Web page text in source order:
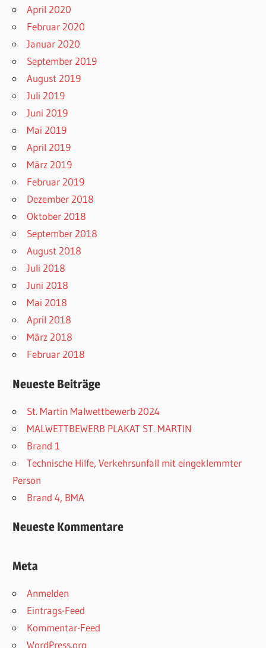
April 2020
Februar 2020
Januar 2020
September 2019
August 2019
Juli 2019
Juni 2019
Mai 2019
April 2019
März 2019
Februar 2019
Dezember 2018
Oktober 2018
September 2018
August 2018
Juli 2018
Juni 2018
Mai 2018
April 2018
März 2018
Februar 2018
Neueste Beiträge
St. Martin Malwettbewerb 2024
MALWETTBEWERB PLAKAT ST. MARTIN
Brand 1
Technische Hilfe, Verkehrsunfall mit eingeklemmter
Person
Brand 4, BMA
Neueste Kommentare
Meta
Anmelden
Eintrags-Feed
Kommentar-Feed
WordPress.org